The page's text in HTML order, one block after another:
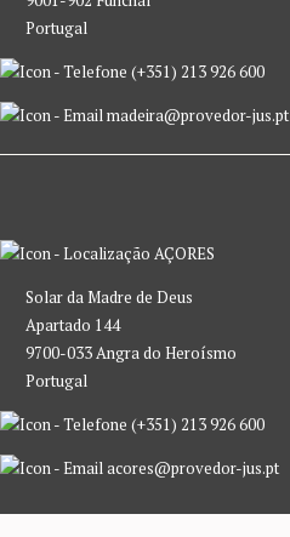
Portugal
(+351) 213 926 600
madeira@provedor-jus.pt
AÇORES
Solar da Madre de Deus
Apartado 144
9700-033 Angra do Heroísmo
Portugal
(+351) 213 926 600
acores@provedor-jus.pt